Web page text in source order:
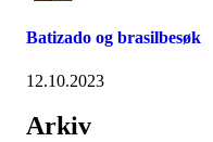
Batizado og brasilbesøk
12.10.2023
Arkiv